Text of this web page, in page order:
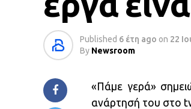
Published 6 έτη ago on 22
By Newsroom
«Πάμε γερά»
ανάρτησή του στο